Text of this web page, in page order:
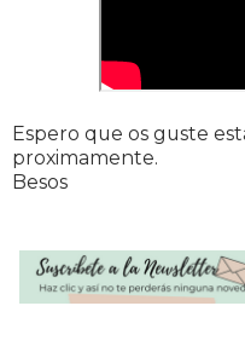
Espero que os guste
proximamente.
Besos